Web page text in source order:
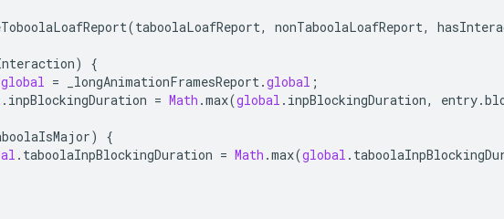
(taboolaLoafReport, nonTaboolaLoafReport,
)
{
global = _longAnimationFramesReport.global ;
. inpBlockingDuration = Math .max(global . inpBlockingDuration, entry.
)
{
. taboolaInpBlockingDuration = Math .max(global .